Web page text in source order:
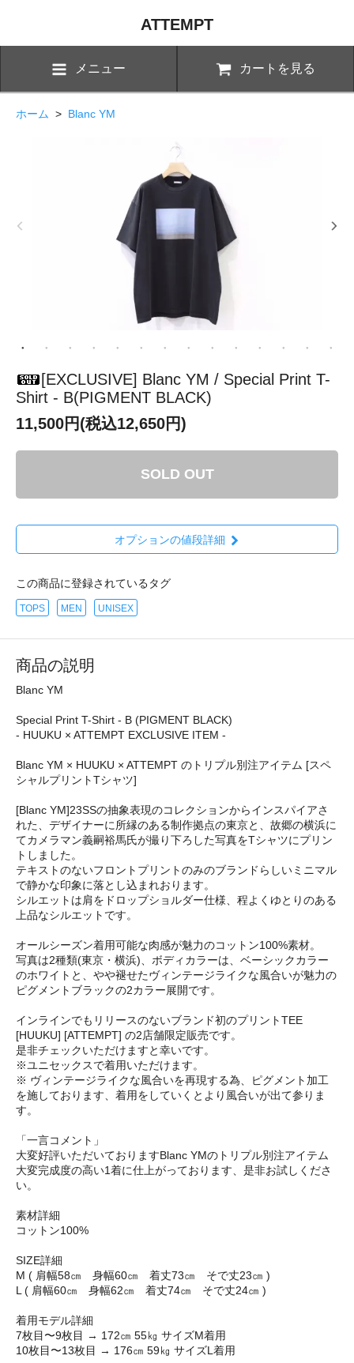
ATTEMPT
メニュー カートを見る
ホーム > Blanc YM
[EXCLUSIVE] Blanc YM / Special Print T-
Shirt - B(PIGMENT BLACK)
11,500円(税込12,650円)
SOLD OUT
オプションの値段詳細
この商品に登録されているタグ
TOPS MEN UNISEX
商品の説明
Blanc YM
Special Print T-Shirt - B (PIGMENT BLACK)
- HUUKU × ATTEMPT EXCLUSIVE ITEM -
Blanc YM × HUUKU × ATTEMPT のトリプル別注アイテム [スペ
シャルプリントTシャツ]
[Blanc YM]23SSの抽象表現のコレクションからインスパイアさ
れた、デザイナーに所縁のある制作拠点の東京と、故郷の横浜に
てカメラマン義嗣裕馬氏が撮り下ろした写真をTシャツにプリン
トしました。
テキストのないフロントプリントのみのブランドらしいミニマル
で静かな印象に落とし込まれおります。
シルエットは肩をドロップショルダー仕様、程よくゆとりのある
上品なシルエットです。
オールシーズン着用可能な肉感が魅力のコットン100%素材。
写真は2種類(東京・横浜)、ボディカラーは、ベーシックカラー
のホワイトと、やや褪せたヴィンテージライクな風合いが魅力の
ピグメントブラックの2カラー展開です。
インラインでもリリースのないブランド初のプリントTEE
[HUUKU] [ATTEMPT] の2店舗限定販売です。
是非チェックいただけますと幸いです。
※ユニセックスで着用いただけます。
※ ヴィンテージライクな風合いを再現する為、ピグメント加工
を施しております、着用をしていくとより風合いが出て参りま
す。
「一言コメント」
大変好評いただいておりますBlanc YMのトリプル別注アイテム
大変完成度の高い1着に仕上がっております、是非お試しくださ
い。
素材詳細
コットン100%
SIZE詳細
M ( 肩幅58㎝ 身幅60㎝ 着丈73㎝ そで丈23㎝ )
L ( 肩幅60㎝ 身幅62㎝ 着丈74㎝ そで丈24㎝ )
着用モデル詳細
7枚目〜9枚目 → 172㎝ 55㎏ サイズM着用
10枚目〜13枚目 → 176㎝ 59㎏ サイズL着用